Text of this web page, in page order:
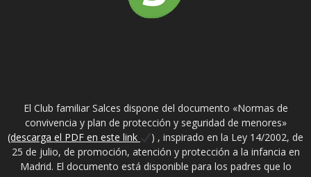
El Club familiar Salces dispone del documento «Normas de
convivencia y plan de protección y seguridad de menores»
(descarga el PDF en este link
) , inspirado en la Ley 14/2002, de
25 de julio, de promoción, atención y protección a la infancia en
Madrid. El documento está disponible para los padres que lo